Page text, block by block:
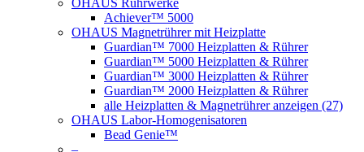
OHAUS Rührwerke
Achiever™ 5000
OHAUS Magnetrührer mit Heizplatte
Guardian™ 7000 Heizplatten & Rührer
Guardian™ 5000 Heizplatten & Rührer
Guardian™ 3000 Heizplatten & Rührer
Guardian™ 2000 Heizplatten & Rührer
alle Heizplatten & Magnetrührer anzeigen (27)
OHAUS Labor-Homogenisatoren
Bead Genie™
–